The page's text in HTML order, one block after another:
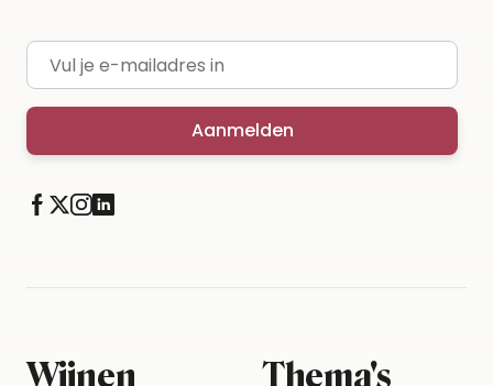
E-mailadres
Aanmelden
Wijnen Thema's